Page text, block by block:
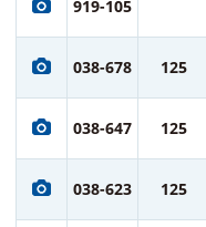
919-105
038-678 125
038-647 125
038-623 125